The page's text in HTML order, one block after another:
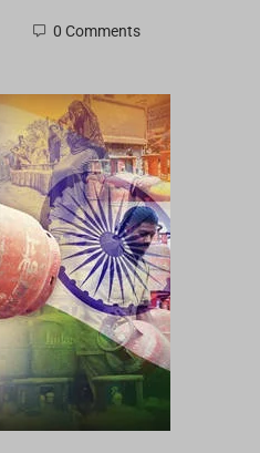
0 Comments